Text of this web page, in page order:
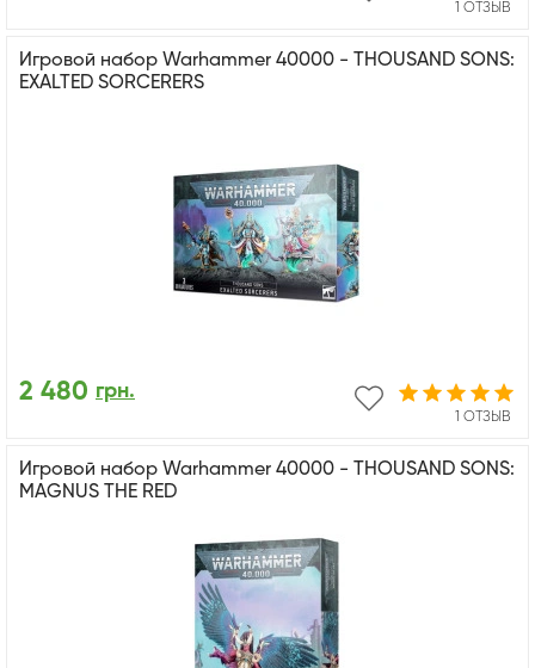
1 ОТЗЫВ
Игровой набор Warhammer 40000 - THOUSAND SONS:
EXALTED SORCERERS
1 ОТЗЫВ
2 480 грн.
Игровой набор Warhammer 40000 - THOUSAND SONS:
MAGNUS THE RED